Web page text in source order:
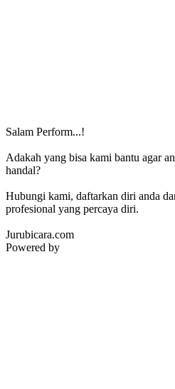
Salam Perform...!
Adakah yang bisa kami bantu agar
handal?
Hubungi kami, daftarkan diri anda
profesional yang percaya diri.
Jurubicara.com
Powered by